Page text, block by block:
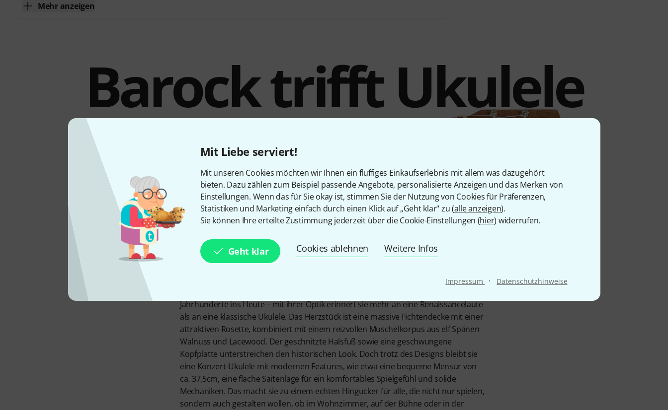
Mit Liebe serviert!
Mit unseren Cookies möchten wir Ihnen ein fluffiges Einkaufserlebnis mit allem was dazugehört
bieten. Dazu zählen zum Beispiel passende Angebote, personalisierte Anzeigen und das Merken von
Einstellungen. Wenn das für Sie okay ist, stimmen Sie der Nutzung von Cookies für Präferenzen,
Statistiken und Marketing einfach durch einen Klick auf „Geht klar“ zu (alle anzeigen).
Sie können Ihre erteilte Zustimmung jederzeit über die Cookie-Einstellungen (hier) widerrufen.
Geht klar Cookies ablehnen Weitere Infos
Impressum · Datenschutzhinweise
Mehr anzeigen
Barock trifft Ukulele
Jahrhunderte ins Heute – mit ihrer Optik erinnert sie mehr an eine Renaissancelaute
als an eine klassische Ukulele. Das Herzstück ist eine massive Fichtendecke mit einer
attraktiven Rosette, kombiniert mit einem reizvollen Muschelkorpus aus elf Spänen
Walnuss und Lacewood. Der geschnitzte Halsfuß sowie eine geschwungene
Kopfplatte unterstreichen den historischen Look. Doch trotz des Designs bleibt sie
eine Konzert-Ukulele mit modernen Features, wie etwa eine bequeme Mensur von
ca. 37,5cm, eine flache Saitenlage für ein komfortables Spielgefühl und solide
Mechaniken. Das macht sie zu einem echten Hingucker für alle, die nicht nur spielen,
sondern auch gestalten wollen, ob im Wohnzimmer, auf der Bühne oder in der